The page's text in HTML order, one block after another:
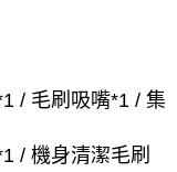
/ 毛刷吸嘴*1 / 集
/ 機身清潔毛刷